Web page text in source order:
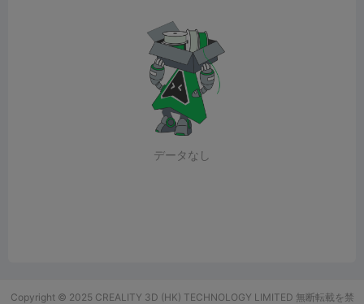
データなし
Copyright © 2025 CREALITY 3D (HK) TECHNOLOGY LIMITED 無断転載を禁